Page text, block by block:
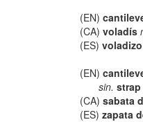
(EN)
(CA)voladís
(ES)voladizo
(EN)
sin.
(CA)sabata
(ES)zapata